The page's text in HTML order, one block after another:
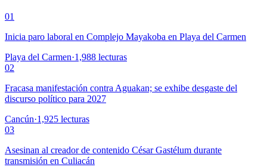
01
Inicia paro laboral en Complejo Mayakoba en Playa del Carmen
Playa del Carmen·1,988 lecturas
02
Fracasa manifestación contra Aguakan; se exhibe desgaste del
discurso político para 2027
Cancún·1,925 lecturas
03
Asesinan al creador de contenido César Gastélum durante
transmisión en Culiacán